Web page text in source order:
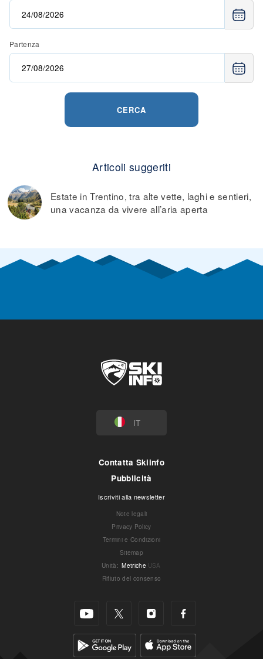
Partenza
CERCA
Articoli suggeriti
Estate in Trentino, tra alte vette, laghi e sentieri,
una vacanza da vivere all’aria aperta
IT
Contatta Skiinfo
Pubblicità
Iscriviti alla newsletter
Note legali
Privacy Policy
Termini e Condizioni
Sitemap
Unità: Metriche USA
Rifiuto del consenso